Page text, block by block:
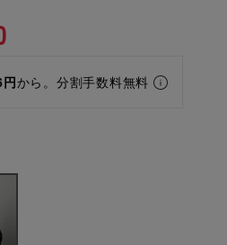
から。分割手数料無料